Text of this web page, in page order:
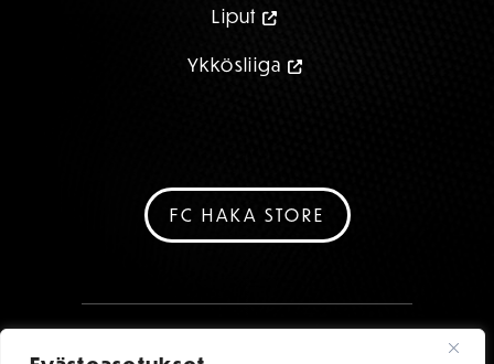
Liput
Ykkösliiga
FC HAKA STORE